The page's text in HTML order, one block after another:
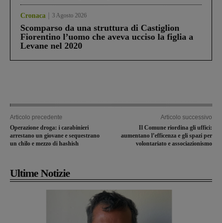
Cronaca 3 Agosto 2026
Scomparso da una struttura di Castiglion
Fiorentino l’uomo che aveva ucciso la figlia a
Levane nel 2020
Articolo precedente
Operazione droga: i carabinieri
arrestano un giovane e sequestrano
un chilo e mezzo di hashish
Articolo successivo
Il Comune riordina gli uffici:
aumentano l’efficenza e gli spazi per
volontariato e associazionismo
Ultime Notizie